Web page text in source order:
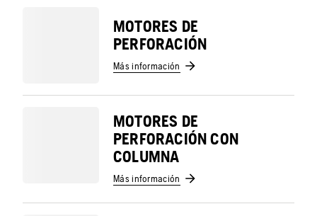
MOTORES DE
PERFORACIÓN
Más información
MOTORES DE
PERFORACIÓN CON
COLUMNA
Más información